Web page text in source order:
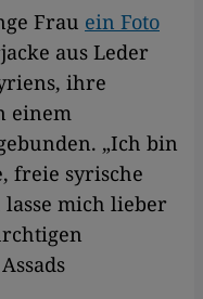
Frau ein Foto
aus Leder
ihre
einem
„Ich bin
freie syrische
lasse mich lieber